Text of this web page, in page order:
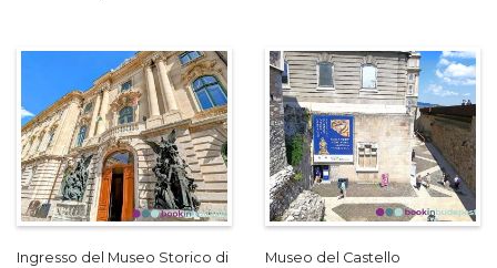
Ingresso del Museo Storico di
Museo del Castello